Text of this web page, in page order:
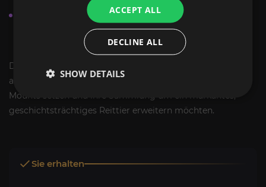
Wenn du mehrere Reittiere aus derselben Sammlung
suchst, kann eine Route sinnvoll kombiniert werden,
besonders bei Vermächtnis Raids.
Der
alle, die in WoW Retail gezielt auf besondere Legacy-
Mounts setzen und ihre Sammlung um ein markantes,
geschichtsträchtiges Reittier erweitern möchten.
Sie erhalten
ACCEPT ALL
DECLINE ALL
SHOW DETAILS